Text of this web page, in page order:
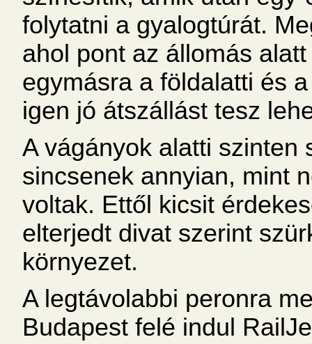
folytatni a gyalogtúrát.
ahol pont az állomás
egymásra a földalatti és
igen jó átszállást tesz
A vágányok alatti szinten
sincsenek annyian, mint
voltak. Ettől kicsit
elterjedt divat szerint
környezet.
A legtávolabbi peronra
Budapest felé indul